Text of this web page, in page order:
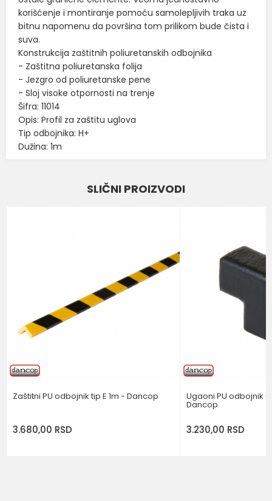
korišćenje i montiranje pomoću samolepljivih traka uz
bitnu napomenu da površina tom prilikom bude čista i
suva.
Konstrukcija zaštitnih poliuretanskih odbojnika
- Zaštitna poliuretanska folija
- Jezgro od poliuretanske pene
- Sloj visoke otpornosti na trenje
Šifra: 11014
Opis: Profil za zaštitu uglova
Tip odbojnika: H+
Dužina: 1m
ZAŠTITNI PU PROFILI I
DANCOP
SLIČNI PROIZVODI
Zaštitni PU odbojnik tip E 1m - Dancop
3.680,00 RSD
Ugaoni PU odbojnik
Dancop
3.230,00 RSD